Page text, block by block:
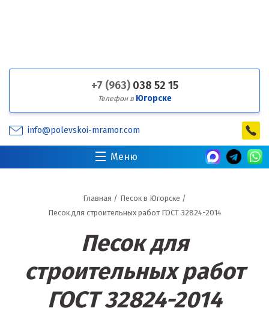
+7 (963) 038 52 15
Телефон в Югорске
info@polevskoi-mramor.com
Меню
Главная / Песок в Югорске /
Песок для строительных работ ГОСТ 32824-2014
Песок для
строительных работ
ГОСТ 32824-2014